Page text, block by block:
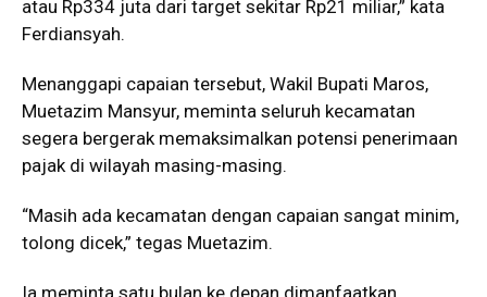
atau Rp334 juta dari target sekitar Rp21 miliar,” kata
Ferdiansyah.
Menanggapi capaian tersebut, Wakil Bupati Maros,
Muetazim Mansyur, meminta seluruh kecamatan
segera bergerak memaksimalkan potensi penerimaan
pajak di wilayah masing-masing.
“Masih ada kecamatan dengan capaian sangat minim,
tolong dicek,” tegas Muetazim.
Ia meminta satu bulan ke depan dimanfaatkan